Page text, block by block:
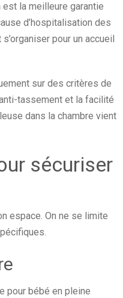
la meilleure garantie
d’hospitalisation des
pour un accueil
sur des critères de
tassement et la facilité
dans la chambre vient
sécuriser
espace. On ne se limite
pour bébé en pleine